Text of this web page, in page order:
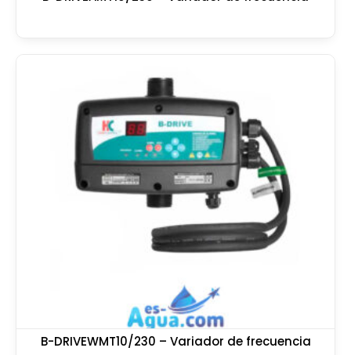
B-DRIVEWMT10/230 – Variador de frecuencia